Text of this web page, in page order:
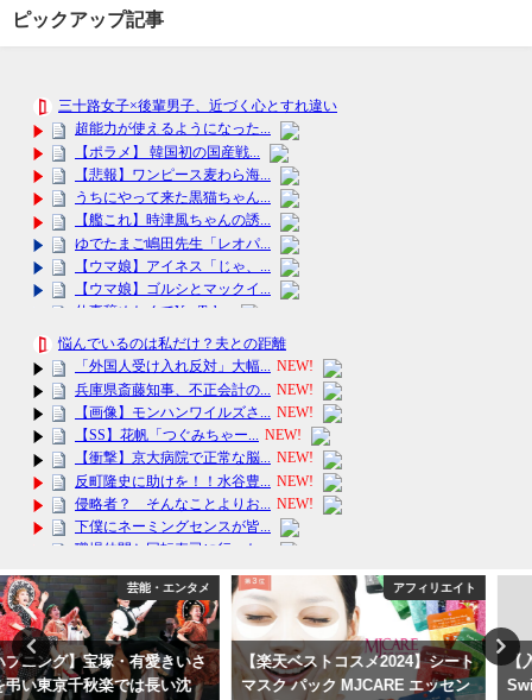
ピックアップ記事
アフィリエイト
【楽天ベストコスメ2024】シート
マスク パック MJCARE エッセン
アフィリエイト
【入学祝い！】Nintendo
Switch（有機ELモデル） スプラ